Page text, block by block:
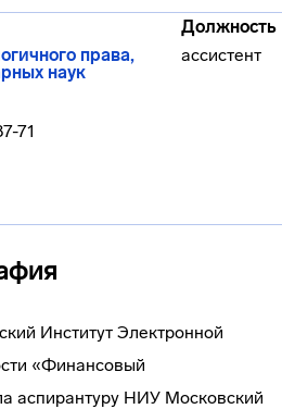
Должность
права,
наук
ассистент
71
Институт Электронной
«Финансовый
аспирантуру НИУ Московский